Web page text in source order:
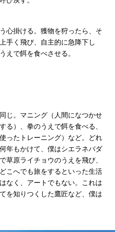
心掛ける。獲物を狩ったら、そ
手く飛び、自主的に急降下し
えで餌を食べさせる。
じ。マニング（人間になつかせ
る）、拳のうえで餌を食べる、
ったトレーニング）など。どれ
年もかけて、僕はシエラネバダ
草原ライチョウのうえを飛び、
こへでも旅をするといった生活
なく、アートでもない。これは
を知りつくした鷹匠など、僕は